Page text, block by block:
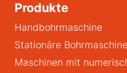
Produkte
Handbohrmaschine
Stationäre Bohrmaschine
Maschinen mit